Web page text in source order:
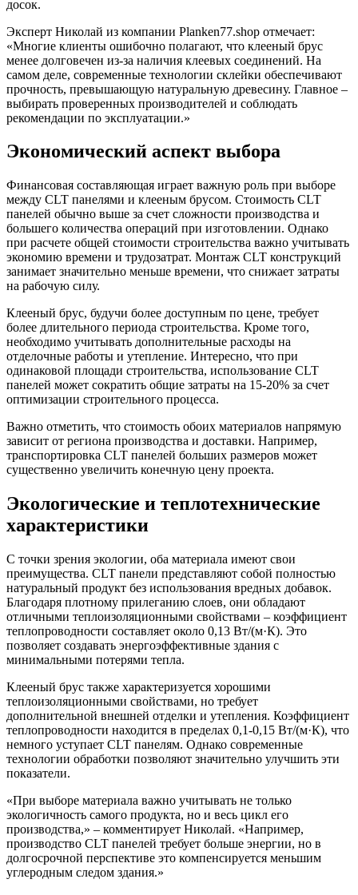
досок.
Эксперт Николай из компании Planken77.shop отмечает:
«Многие клиенты ошибочно полагают, что клееный брус
менее долговечен из-за наличия клеевых соединений. На
самом деле, современные технологии склейки обеспечивают
прочность, превышающую натуральную древесину. Главное –
выбирать проверенных производителей и соблюдать
рекомендации по эксплуатации.»
Экономический аспект выбора
Финансовая составляющая играет важную роль при выборе
между CLT панелями и клееным брусом. Стоимость CLT
панелей обычно выше за счет сложности производства и
большего количества операций при изготовлении. Однако
при расчете общей стоимости строительства важно учитывать
экономию времени и трудозатрат. Монтаж CLT конструкций
занимает значительно меньше времени, что снижает затраты
на рабочую силу.
Клееный брус, будучи более доступным по цене, требует
более длительного периода строительства. Кроме того,
необходимо учитывать дополнительные расходы на
отделочные работы и утепление. Интересно, что при
одинаковой площади строительства, использование CLT
панелей может сократить общие затраты на 15-20% за счет
оптимизации строительного процесса.
Важно отметить, что стоимость обоих материалов напрямую
зависит от региона производства и доставки. Например,
транспортировка CLT панелей больших размеров может
существенно увеличить конечную цену проекта.
Экологические и теплотехнические
характеристики
С точки зрения экологии, оба материала имеют свои
преимущества. CLT панели представляют собой полностью
натуральный продукт без использования вредных добавок.
Благодаря плотному прилеганию слоев, они обладают
отличными теплоизоляционными свойствами – коэффициент
теплопроводности составляет около 0,13 Вт/(м·К). Это
позволяет создавать энергоэффективные здания с
минимальными потерями тепла.
Клееный брус также характеризуется хорошими
теплоизоляционными свойствами, но требует
дополнительной внешней отделки и утепления. Коэффициент
теплопроводности находится в пределах 0,1-0,15 Вт/(м·К), что
немного уступает CLT панелям. Однако современные
технологии обработки позволяют значительно улучшить эти
показатели.
«При выборе материала важно учитывать не только
экологичность самого продукта, но и весь цикл его
производства,» – комментирует Николай. «Например,
производство CLT панелей требует больше энергии, но в
долгосрочной перспективе это компенсируется меньшим
углеродным следом здания.»